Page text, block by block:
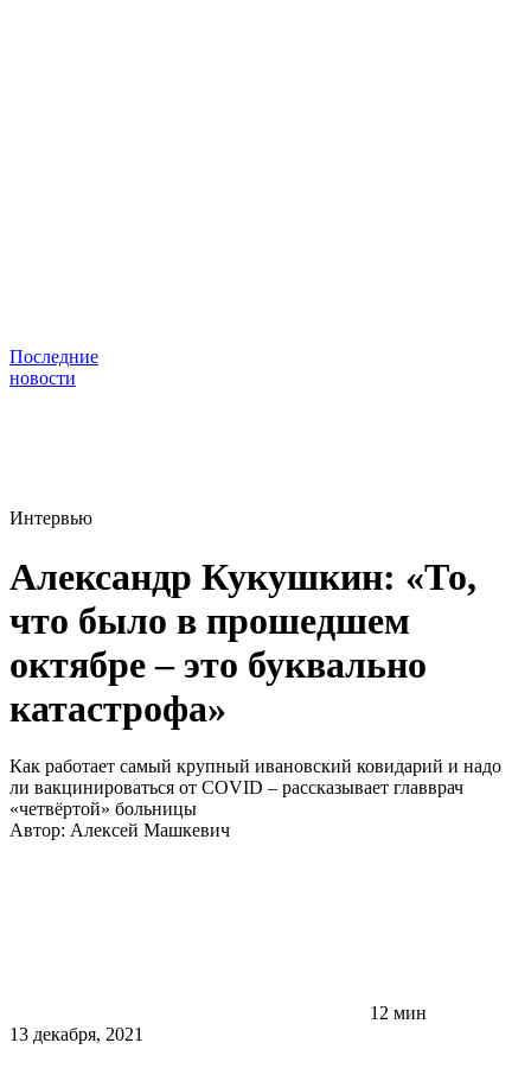
Последние
новости
Интервью
Александр Кукушкин: «То,
что было в прошедшем
октябре – это буквально
катастрофа»
Как работает самый крупный ивановский ковидарий и надо
ли вакцинироваться от COVID – рассказывает главврач
«четвёртой» больницы
Автор: Алексей Машкевич
12 мин
13 декабря, 2021